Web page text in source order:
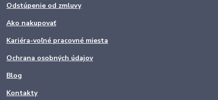
Odstúpenie od zmluvy
Ako nakupovať
Kariéra-voľné pracovné miesta
Ochrana osobných údajov
Blog
Kontakty